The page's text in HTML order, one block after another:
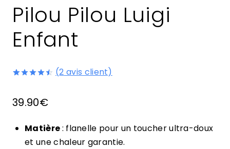
Pilou Pilou Luigi
Enfant
sur
(2 avis client)
39.90€
Matière: flanelle pour un toucher ultra-doux
et une chaleur garantie.